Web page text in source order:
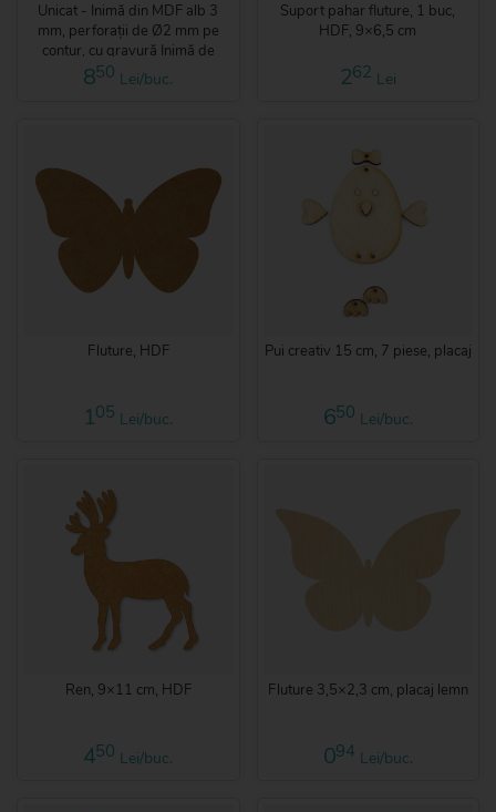
Unicat - Inimă din MDF alb 3
mm, perforații de Ø2 mm pe
contur, cu gravură Inimă de
Rege, 6×5,5 cm
850 Lei/buc.
Suport pahar fluture, 1 buc,
HDF, 9×6,5 cm
262 Lei
Fluture, HDF
105 Lei/buc.
Pui creativ 15 cm, 7 piese, placaj
650 Lei/buc.
Ren, 9×11 cm, HDF
450 Lei/buc.
Fluture 3,5×2,3 cm, placaj lemn
094 Lei/buc.